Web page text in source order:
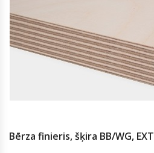
Bērza finieris, šķira BB/WG, EXT